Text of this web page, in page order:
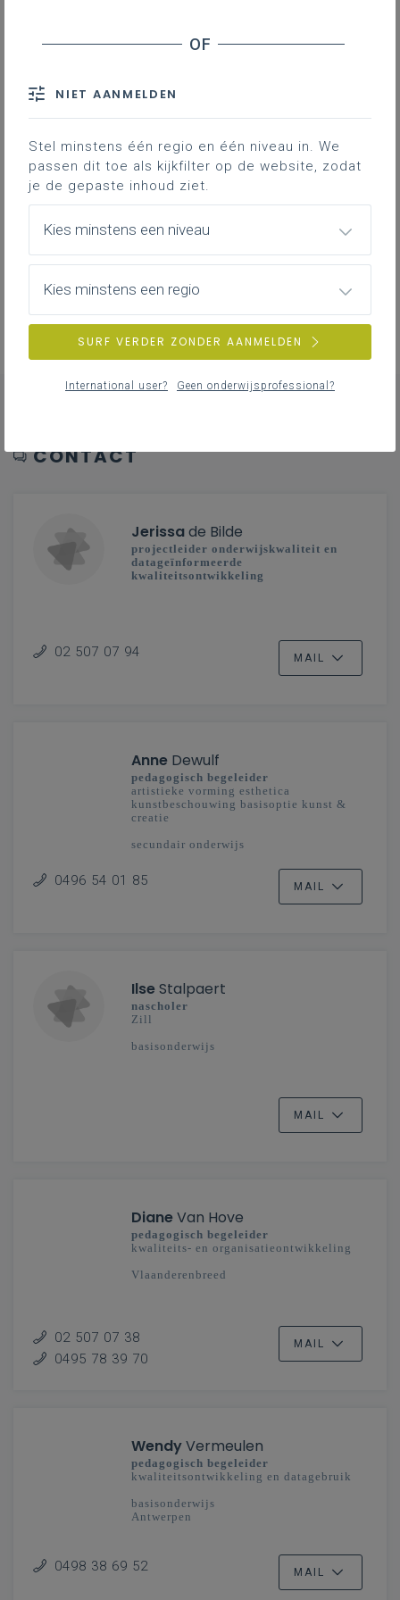
Blog
kwaliteit.
Professionalisering
Overzicht van nascholingen, vormingen,
CONTACT
Jerissade Bilde
projectleider onderwijskwaliteit en
datageïnformeerde
kwaliteitsontwikkeling
02 507 07 94 MAIL
Anne Dewulf
pedagogisch begeleider
artistieke vorming esthetica
kunstbeschouwing basisoptie kunst &
creatie
secundair onderwijs
0496 54 01 85 MAIL
IlseStalpaert
nascholer
Zill
basisonderwijs
MAIL
DianeVan Hove
pedagogisch begeleider
kwaliteits- en organisatieontwikkeling
Vlaanderenbreed
02 507 07 38
0495 78 39 70
MAIL
WendyVermeulen
pedagogisch begeleider
kwaliteitsontwikkeling en datagebruik
basisonderwijs
Antwerpen
0498 38 69 52 MAIL
NIET AANMELDEN
Stel minstens één regio en één niveau in. We
passen dit toe als kijkfilter op de website, zodat
je de gepaste inhoud ziet.
Kies minstens een niveau
Kies minstens een regio
SURF VERDER ZONDER AANMELDEN
International user? Geen onderwijsprofessional?